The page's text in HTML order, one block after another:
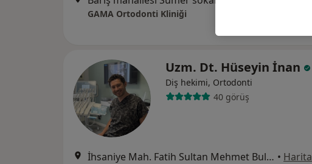
GAMA Ortodonti Kliniği
Uzm. Dt. Hüseyin İnan
Diş hekimi, Ortodonti
40 görüş
İhsaniye Mah. Fatih Sultan Mehmet Bulvarı, No:58/10, Bursa • Harita